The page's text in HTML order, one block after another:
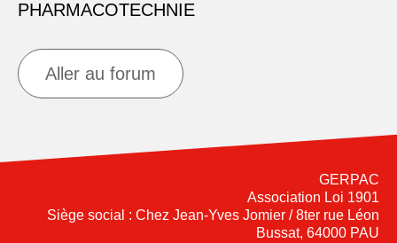
PHARMACOTECHNIE
Aller au forum
GERPAC
Association Loi 1901
Siège social : Chez Jean-Yves Jomier / 8ter rue Léon
Bussat, 64000 PAU